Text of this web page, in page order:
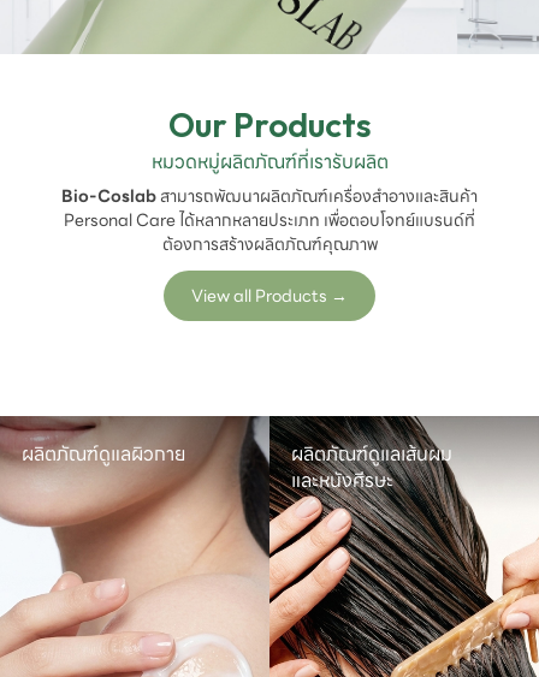
Our Products
หมวดหมู่ผลิตภัณฑ์ที่เรารับผลิต
Bio-Coslabสามารถพัฒนาผลิตภัณฑ์เครื่องสำอางและสินค้า
Personal Care ได้หลากหลายประเภท เพื่อตอบโจทย์แบรนด์ที่
ต้องการสร้างผลิตภัณฑ์คุณภาพ
View all Products →
ผลิตภัณฑ์ดูแลผิวกาย
ผลิตภัณฑ์ดูแลเส้นผม
และหนังศีรษะ